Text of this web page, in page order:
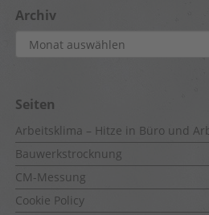
Archiv
Archiv
Seiten
Arbeitsklima – Hitze in Büro und
Bauwerkstrocknung
CM-Messung
Cookie Policy